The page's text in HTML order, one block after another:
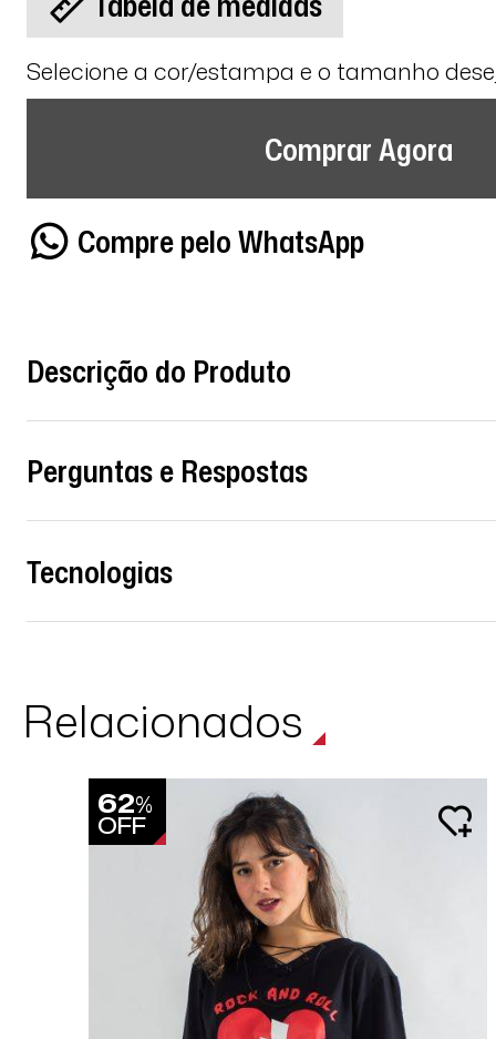
Selecione a cor/estampa e o tamanho
Comprar Agora
Compre pelo WhatsApp
Descrição do Produto
Perguntas e Respostas
Tecnologias
Relacionados
62%
OFF